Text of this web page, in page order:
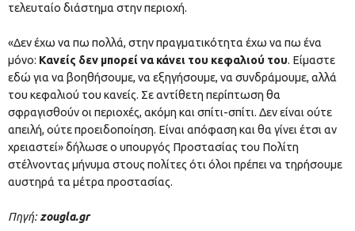
τελευταίο διάστημα στην περιοχή.
«Δεν έχω να πω πολλά, στην πραγματικότητα έχω να πω ένα
μόνο: Κανείς δεν μπορεί να κάνει του κεφαλιού του. Είμαστε
εδώ για να βοηθήσουμε, να εξηγήσουμε, να συνδράμουμε, αλλά
του κεφαλιού του κανείς. Σε αντίθετη περίπτωση θα
σφραγισθούν οι περιοχές, ακόμη και σπίτι-σπίτι. Δεν είναι ούτε
απειλή, ούτε προειδοποίηση. Είναι απόφαση και θα γίνει έτσι αν
χρειαστεί» δήλωσε ο υπουργός Προστασίας του Πολίτη
στέλνοντας μήνυμα στους πολίτες ότι όλοι πρέπει να τηρήσουμε
αυστηρά τα μέτρα προστασίας.
Πηγή:zougla.gr